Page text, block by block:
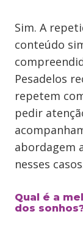
Sim. A
conteúdo
Pesadelos
repetem
pedir
abordagem
nesses
Qual é a
dos